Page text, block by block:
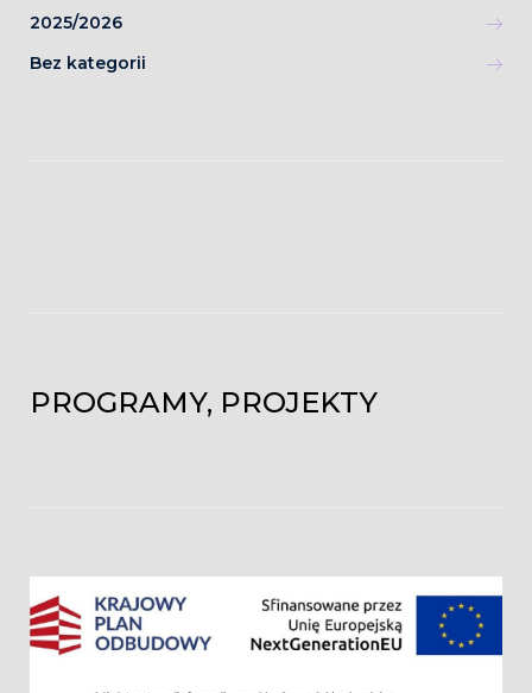
2025/2026
Bez kategorii
PROGRAMY, PROJEKTY